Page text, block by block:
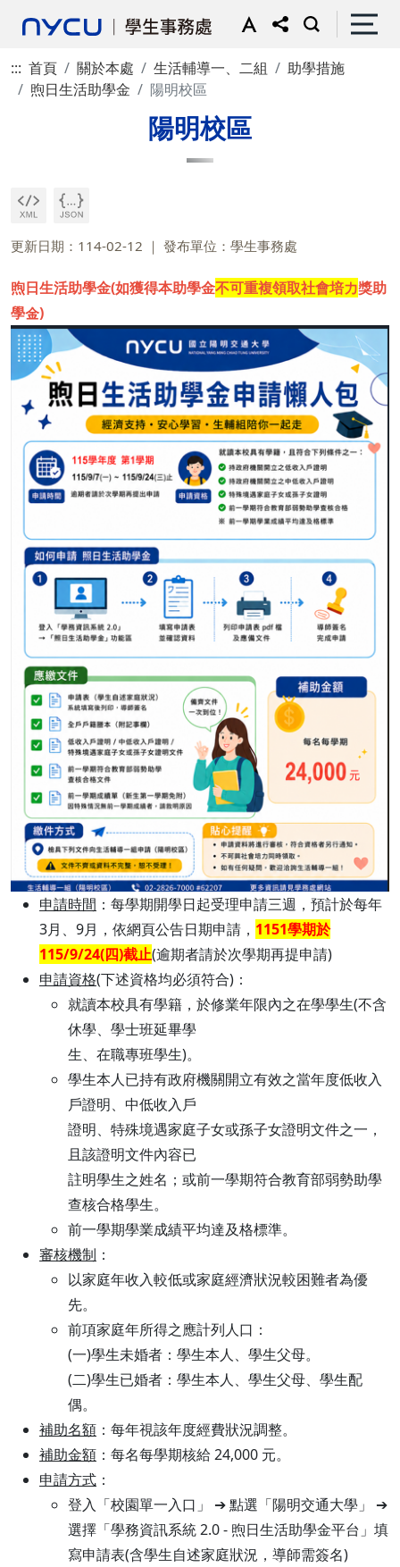
::: 首頁 關於本處 生活輔導一、二組
助學措施
煦日生活助學金
陽明校區
陽明校區
更新日期：114-02-12 發布單位：學生事務處
煦日生活助學金(如獲得本助學金不可重複領取社會培力獎助
學金)
申請時間 ：每學期開學日起受理申請三週，預計於每年
3月、9月，依網頁公告日期申請， 1151學期於
115/9/24(四)截止(逾期者請於次學期再提申請)
申請資格(下述資格均必須符合)：
就讀本校具有學籍，於修業年限內之在學學生(不含
休學、學士班延畢學
生、在職專班學生)。
學生本人已持有政府機關開立有效之當年度低收入
戶證明、中低收入戶
證明、特殊境遇家庭子女或孫子女證明文件之一，
且該證明文件內容已
註明學生之姓名；或前一學期符合教育部弱勢助學
查核合格學生。
前一學期學業成績平均達及格標準。
審核機制 ：
以家庭年收入較低或家庭經濟狀況較困難者為優
先。
前項家庭年所得之應計列人口：
(一)學生未婚者：學生本人、學生父母。
(二)學生已婚者：學生本人、學生父母、學生配
偶。
補助名額 ：每年視該年度經費狀況調整。
補助金額 ：每名每學期核給 24,000 元。
申請方式 ：
登入「校園單一入口」 ➔ 點選「陽明交通大學」 ➔
選擇「學務資訊系統 2.0 - 煦日生活助學金平台」填
寫申請表(含學生自述家庭狀況，導師需簽名)